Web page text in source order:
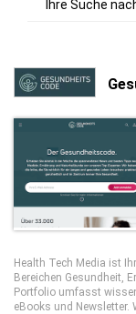
Ihre Suche
Health Tech Media ist
Bereichen Gesundheit,
Portfolio umfasst
eBooks und Newsletter.